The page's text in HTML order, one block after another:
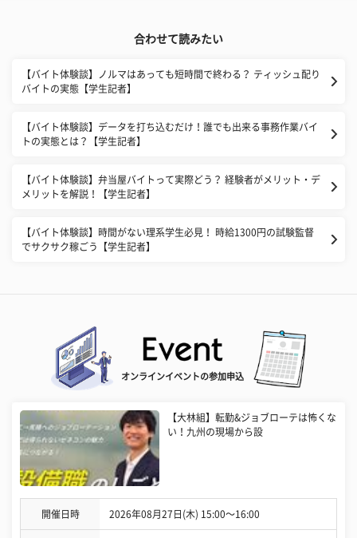
合わせて読みたい
【バイト体験談】ノルマはあっても短時間で終わる？ ティッシュ配り
バイトの実態【学生記者】
【バイト体験談】データを打ち込むだけ！誰でも出来る事務作業バイ
トの実態とは？【学生記者】
【バイト体験談】弁当屋バイトって実際どう？ 経験者がメリット・デ
メリットを解説！【学生記者】
【バイト体験談】時間がない理系学生必見！ 時給1300円の試験監督
でサクサク稼ごう【学生記者】
オンラインイベントの参加申込
【大林組】転勤&ジョブローテは怖くな
い！九州の現場から設
開催日時 2026年08月27日(木) 15:00〜16:00